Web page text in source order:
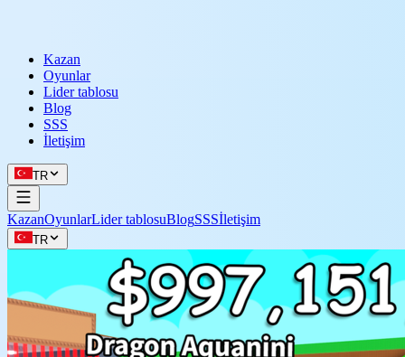
Kazan
Oyunlar
Lider tablosu
Blog
SSS
İletişim
TR
KazanOyunlarLider tablosuBlogSSSİletişim
TR